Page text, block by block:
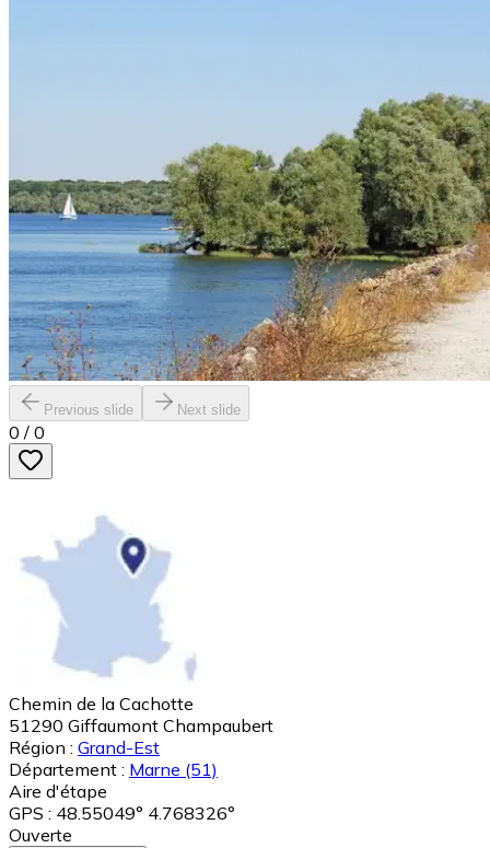
Previous slide Next slide
0 / 0
Chemin de la Cachotte
51290 Giffaumont Champaubert
Région : Grand-Est
Département : Marne (51)
Aire d'étape
GPS : 48.55049° 4.768326°
Ouverte